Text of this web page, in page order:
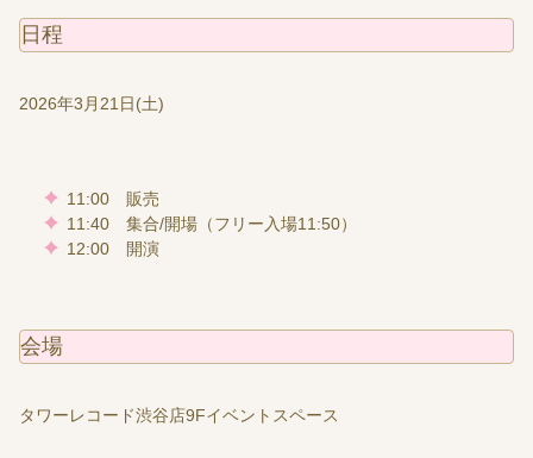
日程
2026年3月21日(土)
11:00 販売
11:40 集合/開場（フリー入場11:50）
12:00 開演
会場
タワーレコード渋谷店9Fイベントスペース